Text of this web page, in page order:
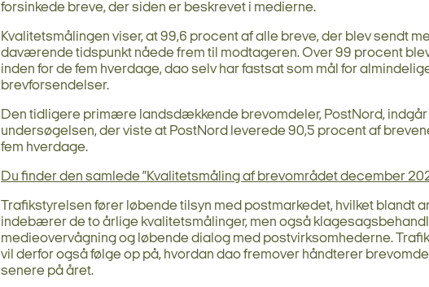
forsinkede breve, der siden er beskrevet i medierne.
Kvalitetsmålingen viser, at 99,6 procent af alle breve, der blev sendt
daværende tidspunkt nåede frem til modtageren. Over 99 procent
inden for de fem hverdage, dao selv har fastsat som mål for
brevforsendelser.
Den tidligere primære landsdækkende brevomdeler, PostNord, indgår
undersøgelsen, der viste at PostNord leverede 90,5 procent af
fem hverdage.
Du finder den samlede ”Kvalitetsmåling af brevområdet december
Trafikstyrelsen fører løbende tilsyn med postmarkedet, hvilket blandt
indebærer de to årlige kvalitetsmålinger, men også
medieovervågning og løbende dialog med postvirksomhederne.
vil derfor også følge op på, hvordan dao fremover håndterer
senere på året.